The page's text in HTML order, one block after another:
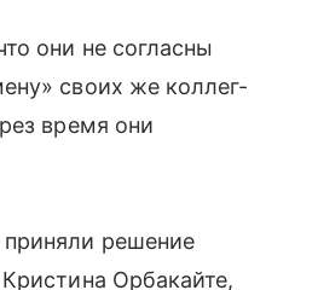
они не согласны
своих же коллег-
время они
приняли решение
Орбакайте,